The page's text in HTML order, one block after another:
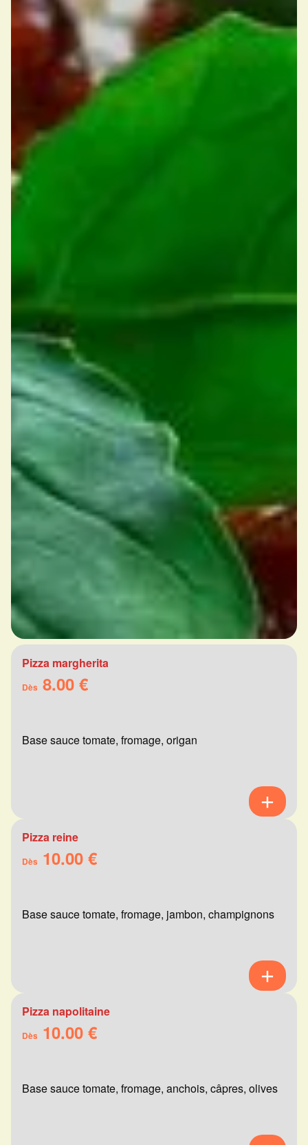
Pizza margherita
Dès 8.00 €
Base sauce tomate, fromage, origan
Pizza reine
Dès 10.00 €
Base sauce tomate, fromage, jambon, champignons
Pizza napolitaine
Dès 10.00 €
Base sauce tomate, fromage, anchois, câpres, olives